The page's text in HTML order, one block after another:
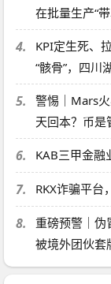
在批量生产“
4.
KPI定生死、
“骸骨”，四川
5.
警惕｜Mars
天回本？币是
6. KAB三甲金融
7. RKX诈骗平台
8.
重磅预警｜伪
被境外团伙套